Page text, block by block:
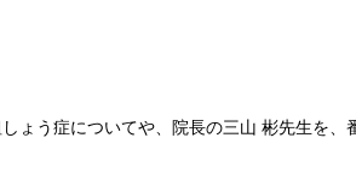
ょう症についてや、院長の三山 彬先生を、